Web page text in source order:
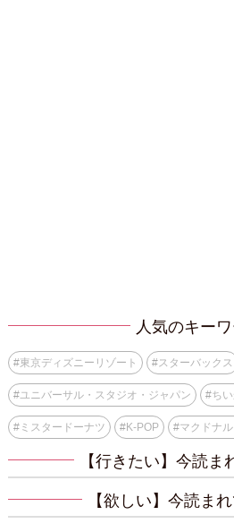
人気のキー
#東京ディズニーリゾート #スターバックス
#ユニバーサル・スタジオ・ジャパン #ち
#ミスタードーナツ #K-POP #マクドナル
【行きたい】今読ま
【欲しい】今読ま